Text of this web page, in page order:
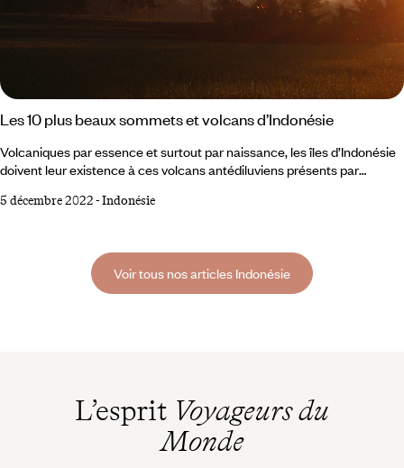
Les 10 plus beaux sommets et volcans d’Indonésie
Volcaniques par essence et surtout par naissance, les îles d’Indonésie
doivent leur existence à ces volcans antédiluviens présents par
flegmatiques, vénérés ou craints, ils font tous partie du panorama
facilement accessibles, d’autres mettent le mental à rude épreuve.
5 décembre 2022-Indonésie
Voir tous nos articles Indonésie
L’esprit Voyageurs du
Monde